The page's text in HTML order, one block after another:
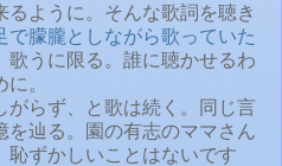
ように。そんな歌詞を聴き
で朦朧としながら歌っていた
うに限る。誰に聴かせるわ
。
らず、と歌は続く。同じ言
辿る。園の有志のママさん
恥ずかしいことはないです